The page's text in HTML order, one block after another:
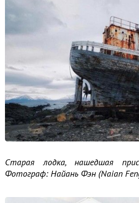
Старая лодка, нашедшая
Фотограф: Найань Фэн (Naian